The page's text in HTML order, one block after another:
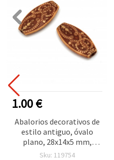
1.00 €
Abalorios decorativos de
estilo antiguo, óvalo
plano, 28x14x5 mm,
orificio 2,5 mm, marrón,
Sku: 119754